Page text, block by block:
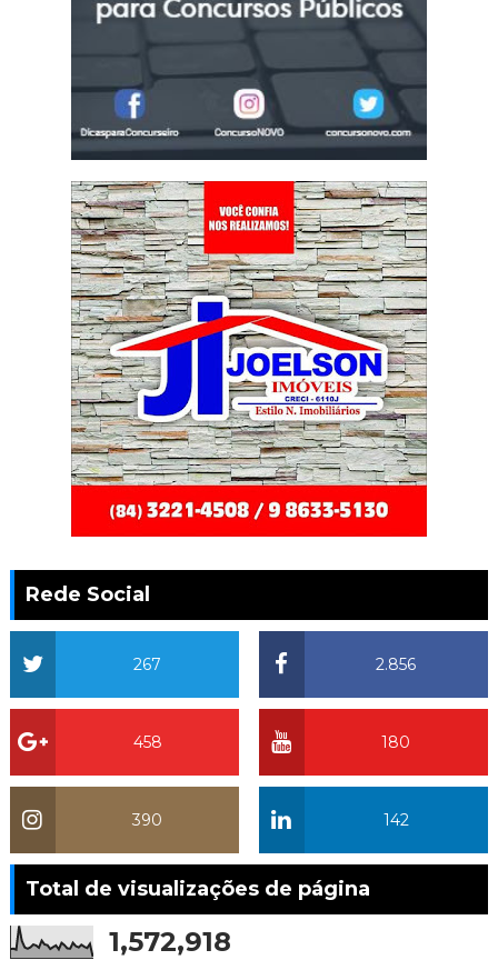
Rede Social
2.856
267
180
458
142
390
Total de visualizações de página
1,572,918